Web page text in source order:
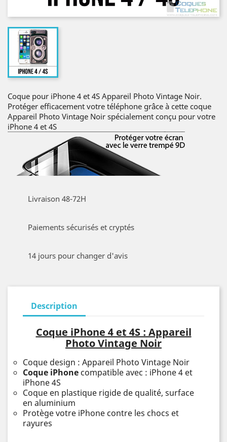
Coque pour iPhone 4 et 4S Appareil Photo Vintage Noir.
Protéger efficacement votre téléphone grâce à cette coque
Appareil Photo Vintage Noir spécialement conçu pour votre
iPhone 4 et 4S
Livraison 48-72H
Paiements sécurisés et cryptés
14 jours pour changer d'avis
Description
Coque iPhone 4 et 4S : Appareil
Photo Vintage Noir
Coque design : Appareil Photo Vintage Noir
Coque iPhone compatible avec : iPhone 4 et
iPhone 4S
Coque en plastique rigide de qualité, surface
en aluminium
Protège votre iPhone contre les chocs et
rayures